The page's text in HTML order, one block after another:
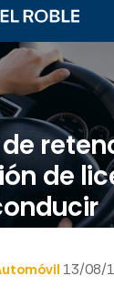
de
13/08/